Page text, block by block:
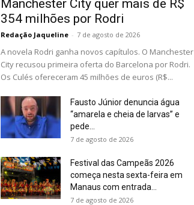
Manchester City quer mais de R$
354 milhões por Rodri
Redação Jaqueline - 7 de agosto de 2026
A novela Rodri ganha novos capítulos. O Manchester
City recusou primeira oferta do Barcelona por Rodri.
Os Culés ofereceram 45 milhões de euros (R$...
Fausto Júnior denuncia água
“amarela e cheia de larvas” e
pede...
7 de agosto de 2026
Festival das Campeãs 2026
começa nesta sexta-feira em
Manaus com entrada...
7 de agosto de 2026